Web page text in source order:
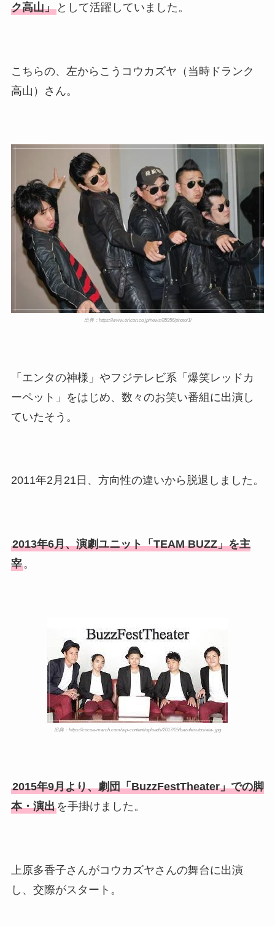
ク高山」として活躍していました。
こちらの、左からこうコウカズヤ（当時ドランク
高山）さん。
出典：https://www.oricon.co.jp/news/85956/photo/1/
「エンタの神様」やフジテレビ系「爆笑レッドカ
ーペット」をはじめ、数々のお笑い番組に出演し
ていたそう。
2011年2月21日、方向性の違いから脱退しました。
2013年6月、演劇ユニット「TEAM BUZZ」を主
宰。
出典：https://cocoa-march.com/wp-content/uploads/2017/05/bazufesutosiata-.jpg
2015年9月より、劇団「BuzzFestTheater」での脚
本・演出を手掛けました。
上原多香子さんがコウカズヤさんの舞台に出演
し、交際がスタート。